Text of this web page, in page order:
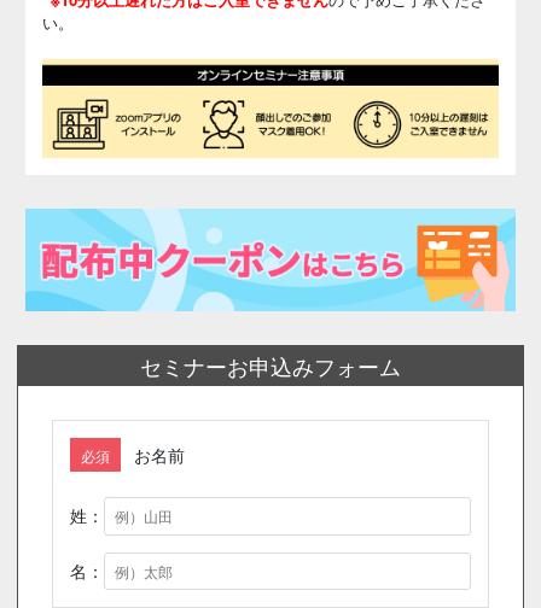
い。
セミナーお申込みフォーム
必須 お名前
姓：
名：